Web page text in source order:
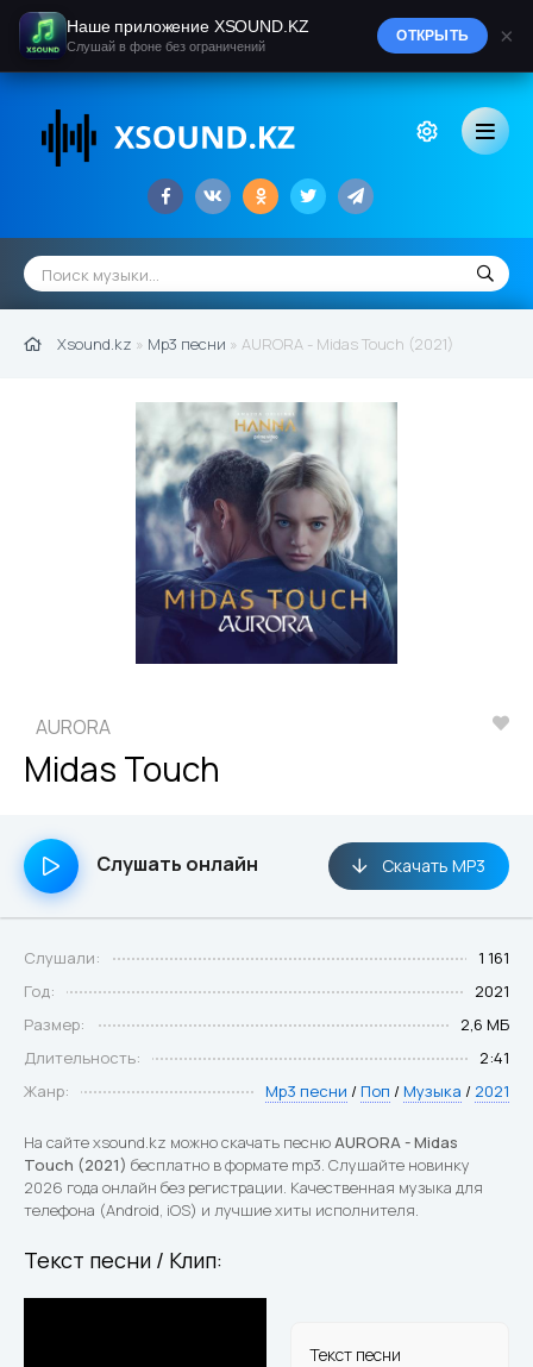
Xsound.kz » Mp3 песни » AURORA - Midas Touch (2021)
AURORA
Midas Touch
Слушать онлайн Скачать MP3
Слушали:
1 161
Год:
2021
Размер:
2,6 МБ
Длительность:
2:41
Жанр:
Mp3 песни / Поп / Музыка / 2021
На сайте xsound.kz можно скачать песнюAURORA - Midas
Touch (2021) бесплатно в формате mp3. Слушайте новинку
2026 года онлайн без регистрации. Качественная музыка для
телефона (Android, iOS) и лучшие хиты исполнителя.
Текст песни / Клип:
Текст песни
Наше приложение XSOUND.KZ
Слушай в фоне без ограничений
ОТКРЫТЬ ×